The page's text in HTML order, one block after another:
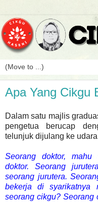
Apa Yang Cikgu
Dalam satu majlis
pengetua berucap
telunjuk dijulang ke
Seorang doktor,
doktor. Seorang
seorang jurutera.
bekerja di syarikatnya
seorang cikgu? Seorang